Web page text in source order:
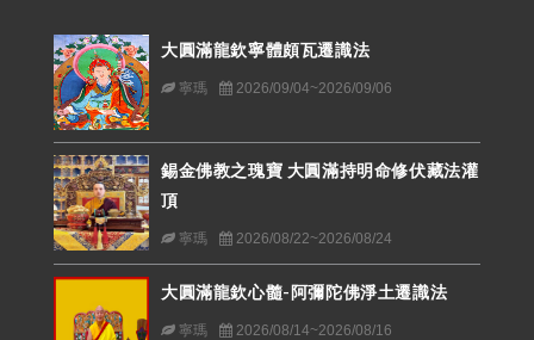
大圓滿龍欽寧體頗瓦遷識法
寧瑪 2026/09/04~2026/09/06
錫金佛教之瑰寶 大圓滿持明命修伏藏法灌
頂
寧瑪 2026/08/22~2026/08/24
大圓滿龍欽心髓-阿彌陀佛淨土遷識法
寧瑪 2026/08/14~2026/08/16